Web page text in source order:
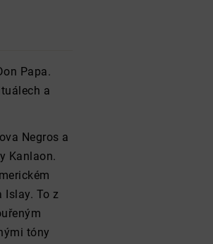
Papa.
a
Negros a
Kanlaon.
Islay. To z
tóny